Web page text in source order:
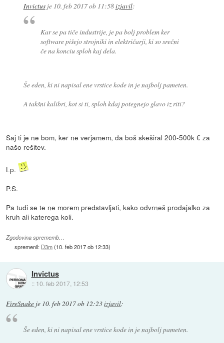
Invictusje 10. feb 2017 ob 11:58izjavil:
Kar se pa tiče industrije, je pa bolj problem ker
software pišejo strojniki in električarji, ki so srečni
če na konciu sploh kaj dela.
Še eden, ki ni napisal ene vrstice kode in je najbolj pameten.
A takšni kalibri, kot si ti, sploh kdaj potegnejo glavo iz riti?
Saj ti je ne bom, ker ne verjamem, da boš skeširal 200-500k € za
našo rešitev.
Lp.
P.S.
Pa tudi se te ne morem predstavljati, kako odvrneš prodajalko za
kruh ali katerega koli.
Zgodovina sprememb…
spremenil: D3m(10. feb 2017 ob 12:33)
Invictus
:: 10. feb 2017, 12:53
FireSnake je 10. feb 2017 ob 12:23izjavil:
Še eden, ki ni napisal ene vrstice kode in je najbolj pameten.